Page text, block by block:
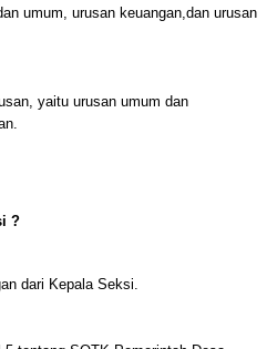
umum, urusan keuangan,dan urusan
yaitu urusan umum dan
?
dari Kepala Seksi.